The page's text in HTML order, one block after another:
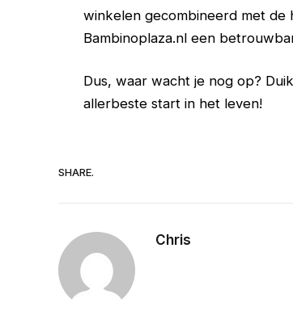
winkelen gecombineerd met
Bambinoplaza.nl een
Dus, waar wacht je nog op?
allerbeste start in het leven!
SHARE.
Chris